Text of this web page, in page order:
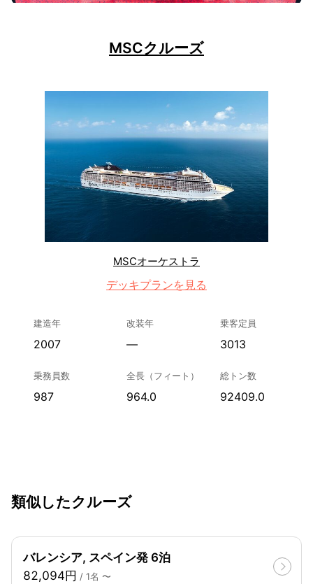
MSCクルーズ
MSCオーケストラ
デッキプランを見る
建造年
2007
改装年
—
乗客定員
3013
乗務員数
987
全長（フィート）
964.0
総トン数
92409.0
類似したクルーズ
バレンシア, スペイン発 6泊
82,094円 / 1名 〜